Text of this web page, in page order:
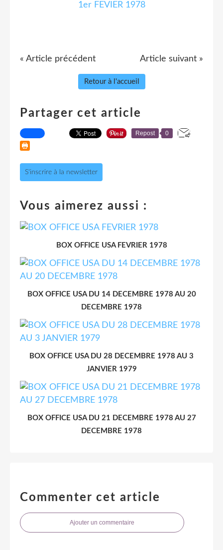
« Article précédent Article suivant »
Retour à l'accueil
Partager cet article
Repost 0
S'inscrire à la newsletter
Vous aimerez aussi :
BOX OFFICE USA FEVRIER 1978
BOX OFFICE USA DU 14 DECEMBRE 1978 AU 20
DECEMBRE 1978
BOX OFFICE USA DU 28 DECEMBRE 1978 AU 3
JANVIER 1979
BOX OFFICE USA DU 21 DECEMBRE 1978 AU 27
DECEMBRE 1978
Commenter cet article
Ajouter un commentaire